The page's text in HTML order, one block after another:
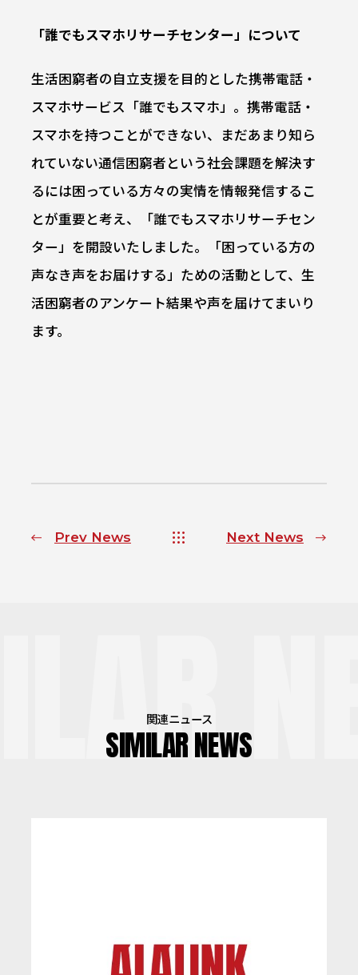
「誰でもスマホリサーチセンター」について
生活困窮者の自立支援を目的とした携帯電話・
スマホサービス「誰でもスマホ」。携帯電話・
スマホを持つことができない、まだあまり知ら
れていない通信困窮者という社会課題を解決す
るには困っている方々の実情を情報発信するこ
とが重要と考え、「誰でもスマホリサーチセン
ター」を開設いたしました。「困っている方の
声なき声をお届けする」ための活動として、生
活困窮者のアンケート結果や声を届けてまいり
ます。
Prev News Next News
関連ニュース
SIMILAR NEWS